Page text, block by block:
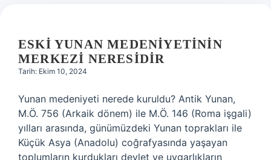
ESKI YUNAN MEDENIYETININ
MERKEZI NERESIDIR
Tarih: Ekim 10, 2024
Yunan medeniyeti nerede kuruldu? Antik Yunan,
M.Ö. 756 (Arkaik dönem) ile M.Ö. 146 (Roma işgali)
yılları arasında, günümüzdeki Yunan toprakları ile
Küçük Asya (Anadolu) coğrafyasında yaşayan
toplumların kurdukları devlet ve uygarlıkların